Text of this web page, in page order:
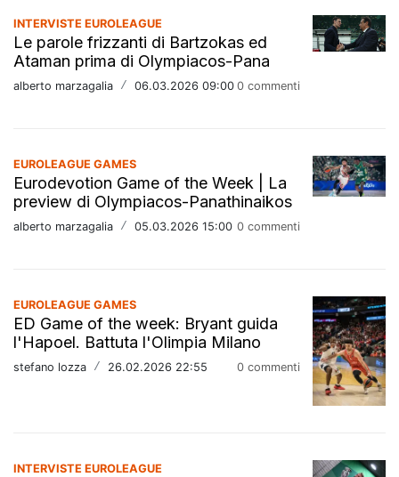
INTERVISTE EUROLEAGUE
Le parole frizzanti di Bartzokas ed
Ataman prima di Olympiacos-Pana
alberto marzagalia / 06.03.2026 09:00 0 commenti
EUROLEAGUE GAMES
Eurodevotion Game of the Week | La
preview di Olympiacos-Panathinaikos
alberto marzagalia / 05.03.2026 15:00 0 commenti
EUROLEAGUE GAMES
ED Game of the week: Bryant guida
l'Hapoel. Battuta l'Olimpia Milano
stefano lozza / 26.02.2026 22:55 0 commenti
INTERVISTE EUROLEAGUE